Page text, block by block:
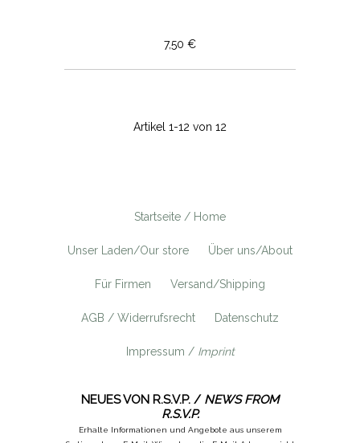
7,50 €
Artikel 1-12 von 12
Startseite / Home
Unser Laden/Our store Über uns/About
Für Firmen Versand/Shipping
AGB / Widerrufsrecht Datenschutz
Impressum / Imprint
NEUES VON R.S.V.P. / NEWS FROM
R.S.V.P.
Erhalte Informationen und Angebote aus unserem